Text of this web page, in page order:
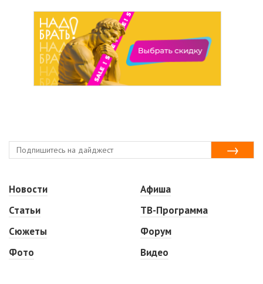
Новости
Статьи
Сюжеты
Фото
Афиша
ТВ-Программа
Форум
Видео